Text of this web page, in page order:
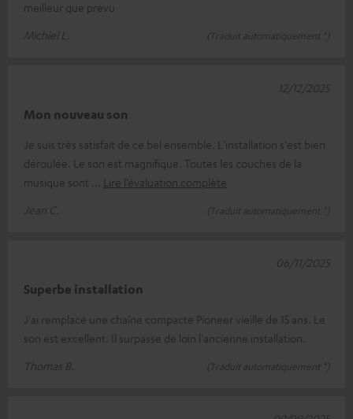
meilleur que prévu
Michiel L.
(Traduit automatiquement *)
Mon nouveau son
Je suis très satisfait de ce bel ensemble. L'installation s'est bien
déroulée. Le son est magnifique. Toutes les couches de la
musique sont
Lire l’évaluation complète
Jean C.
(Traduit automatiquement *)
12/12/2025
Superbe installation
J'ai remplacé une chaîne compacte Pioneer vieille de 15 ans. Le
son est excellent. Il surpasse de loin l'ancienne installation.
Thomas B.
(Traduit automatiquement *)
06/11/2025